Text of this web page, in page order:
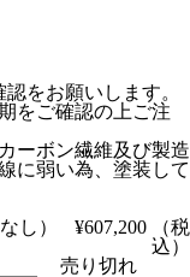
をお願いします。
をご確認の上ご注
ーボン繊維及び製造
に弱い為、塗装して
し）
¥607,200
（税
込）
売り切れ